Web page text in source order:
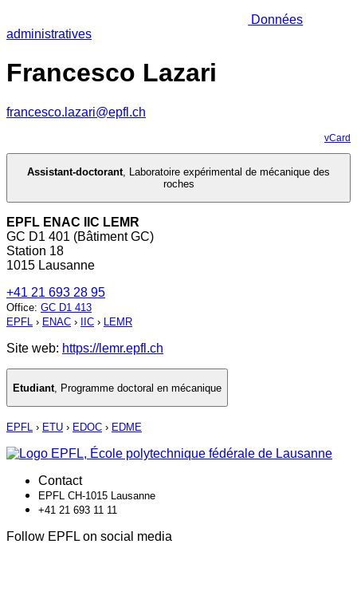
Données
administratives
Francesco Lazari
francesco.lazari@epfl.ch
vCard
Assistant-doctorant, Laboratoire expérimental de mécanique des
roches
EPFL ENAC IIC LEMR
GC D1 401 (Bâtiment GC)
Station 18
1015 Lausanne
+41 21 693 28 95
Office: GC D1 413
EPFL › ENAC › IIC › LEMR
Site web: https://lemr.epfl.ch
Etudiant Programme doctoral en mécanique
EPFL › ETU › EDOC › EDME
Contact
EPFL CH-1015 Lausanne
+41 21 693 11 11
Follow EPFL on social media